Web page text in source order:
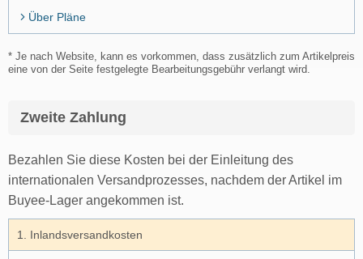
Über Pläne
* Je nach Website, kann es vorkommen, dass zusätzlich zum Artikelpreis
eine von der Seite festgelegte Bearbeitungsgebühr verlangt wird.
Zweite Zahlung
Bezahlen Sie diese Kosten bei der Einleitung des
internationalen Versandprozesses, nachdem der Artikel im
Buyee-Lager angekommen ist.
1. Inlandsversandkosten